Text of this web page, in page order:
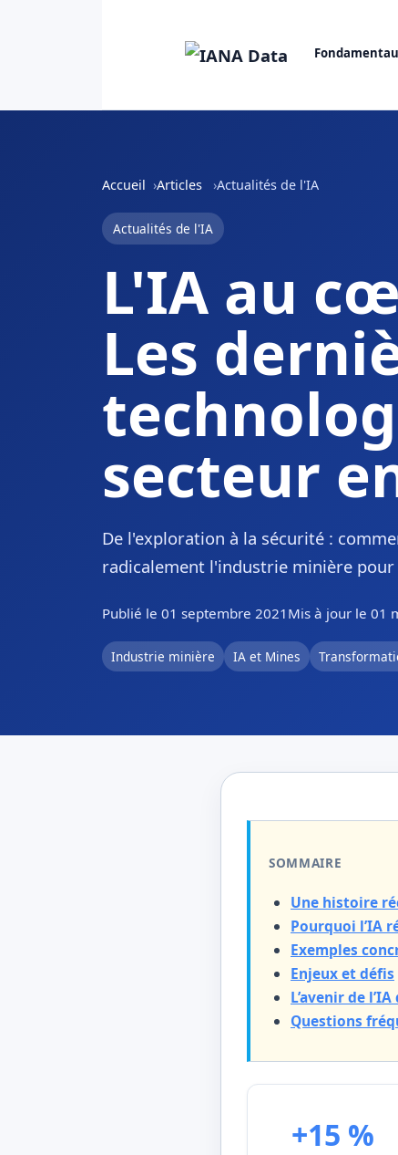
Accueil Articles Actualités de l'IA
Actualités de l'IA
L'IA au
Les
secteur
De l'exploration à la sécurité :
radicalement l'industrie minière
Publié le 01 septembre 2021 Mis à jour le 01
Industrie minière IA et Mines
SOMMAIRE
Une histoire
Pourquoi l’IA
Exemples
Enjeux et défis
L’avenir de
Questions
+15 %